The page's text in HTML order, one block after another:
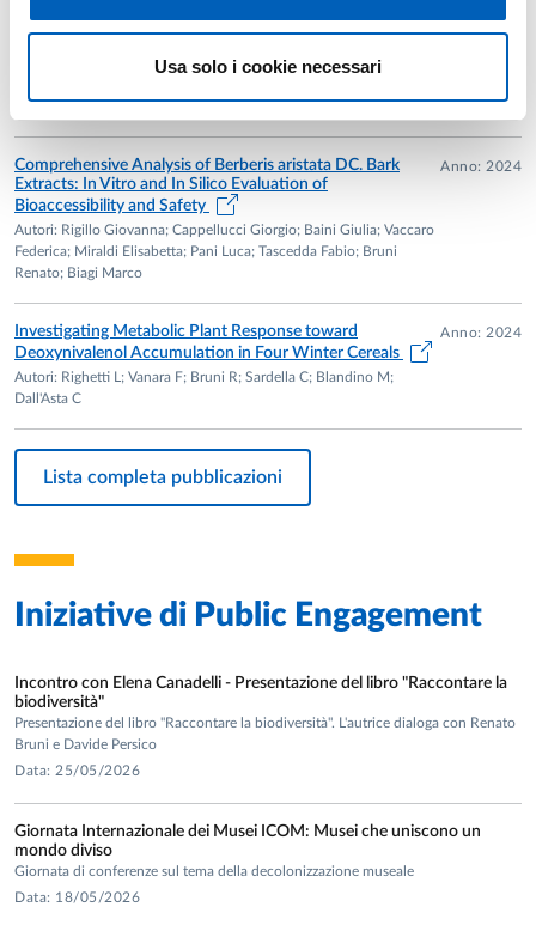
Usa solo i cookie necessari
Comprehensive Analysis of Mycotoxins in Green Coffee
Food Supplements: Method Development, Occurrence,
and Health Risk Assessment
Renato; Dall'Asta Chiara
Anno: 2025
Comprehensive Analysis of Berberis aristata DC. Bark
Extracts: In Vitro and In Silico Evaluation of
Bioaccessibility and Safety
Autori: Rigillo Giovanna; Cappellucci Giorgio; Baini Giulia; Vaccaro
Federica; Miraldi Elisabetta; Pani Luca; Tascedda Fabio; Bruni
Renato; Biagi Marco
Anno: 2024
Investigating Metabolic Plant Response toward
Deoxynivalenol Accumulation in Four Winter Cereals
Autori: Righetti L; Vanara F; Bruni R; Sardella C; Blandino M;
Dall'Asta C
Anno: 2024
Lista completa pubblicazioni
Iniziative di Public Engagement
Incontro con Elena Canadelli - Presentazione del libro "Raccontare la
biodiversità"
Presentazione del libro "Raccontare la biodiversità". L'autrice dialoga con Renato
Bruni e Davide Persico
Data: 25/05/2026
Giornata Internazionale dei Musei ICOM: Musei che uniscono un
mondo diviso
Giornata di conferenze sul tema della decolonizzazione museale
Data: 18/05/2026